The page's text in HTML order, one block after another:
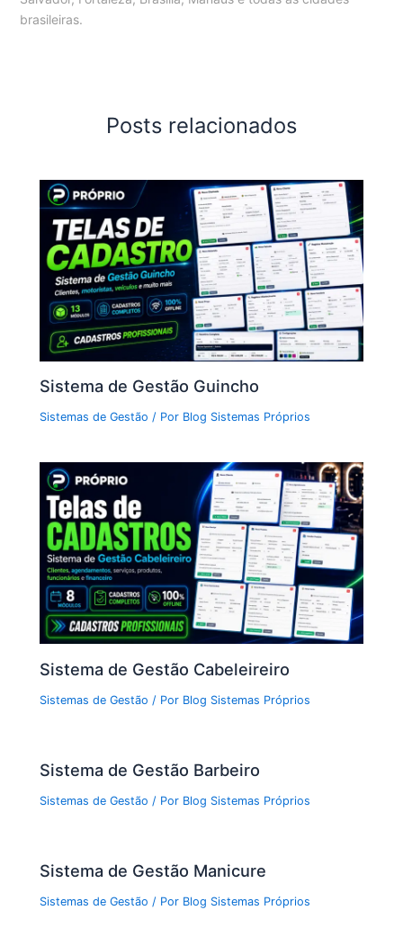
brasileiras.
Posts relacionados
Sistema de Gestão Guincho
Sistemas de Gestão / Por Blog Sistemas Próprios
Sistema de Gestão Cabeleireiro
Sistemas de Gestão / Por Blog Sistemas Próprios
Sistema de Gestão Barbeiro
Sistemas de Gestão / Por Blog Sistemas Próprios
Sistema de Gestão Manicure
Sistemas de Gestão / Por Blog Sistemas Próprios